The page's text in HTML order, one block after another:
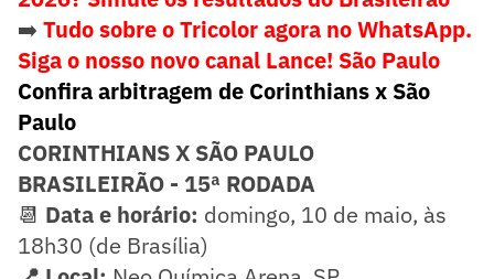
➡️ Tudo sobre o Tricolor agora no WhatsApp.
Siga o nosso novo canal Lance! São Paulo
Confira arbitragem de Corinthians x São
Paulo
CORINTHIANS X SÃO PAULO
BRASILEIRÃO - 15ª RODADA
📆 Data e horário: domingo, 10 de maio, às
18h30 (de Brasília)